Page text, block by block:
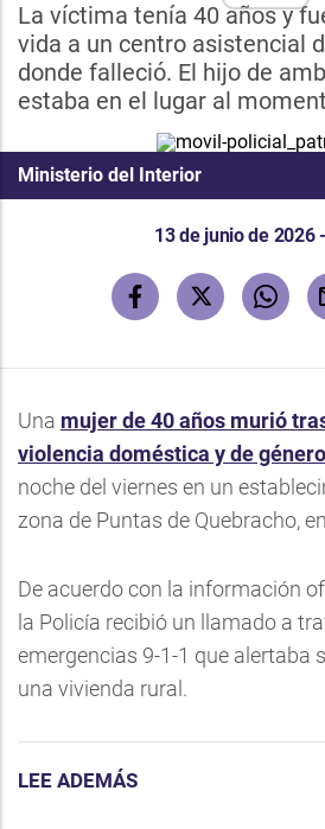
La víctima tenía 40 años y
vida a un centro asistencial
donde falleció. El hijo de
estaba en el lugar al
Ministerio del Interior
13 de junio de 2026
Una mujer de 40 años murió
violencia doméstica y de género
noche del viernes en un
zona de Puntas de Quebracho, en
De acuerdo con la información
la Policía recibió un llamado a
emergencias 9-1-1 que alertaba
una vivienda rural.
LEE ADEMÁS